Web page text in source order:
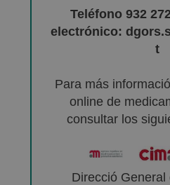
Teléfono 932
electrónico:
t
Para más
online de
consultar los
Direcció General